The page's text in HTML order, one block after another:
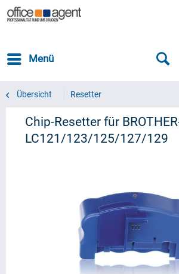
Menü
Übersicht Resetter
Chip-Resetter für
LC121/123/125/127/129